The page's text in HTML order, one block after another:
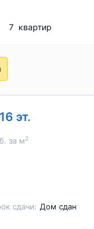
7 квартир
эт.
за м2
сдачи: Дом сдан